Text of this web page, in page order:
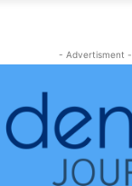
- Advertisment -